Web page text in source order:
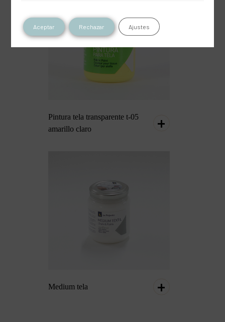
Pintura tela transparente t-05
amarillo claro
Medium tela
Aceptar Rechazar Ajustes